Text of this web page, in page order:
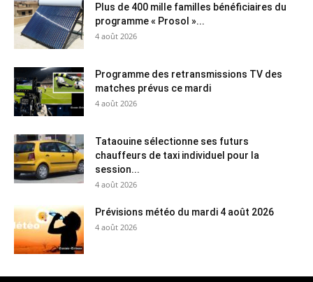
Plus de 400 mille familles bénéficiaires du
programme « Prosol »...
4 août 2026
Programme des retransmissions TV des
matches prévus ce mardi
4 août 2026
Tataouine sélectionne ses futurs
chauffeurs de taxi individuel pour la
session...
4 août 2026
Prévisions météo du mardi 4 août 2026
4 août 2026